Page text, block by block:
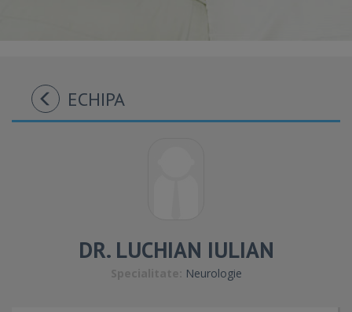
ECHIPA
DR. LUCHIAN IULIAN
Neurologie